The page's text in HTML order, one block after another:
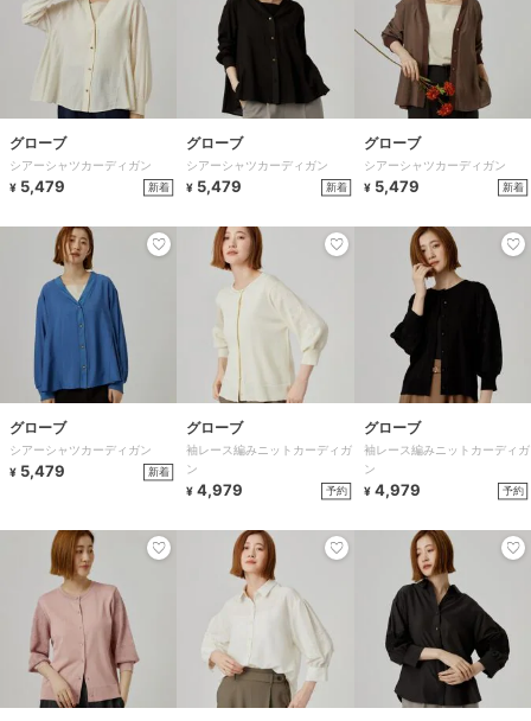
グローブ
シアーシャツカーディガン
¥ 5,479 新着
グローブ
シアーシャツカーディガン
¥ 5,479 新着
グローブ
シアーシャツカーディガン
¥ 5,479 新着
グローブ
シアーシャツカーディガン
¥ 5,479 新着
グローブ
袖レース編みニットカーディガ
ン
¥ 4,979 予約
グローブ
袖レース編みニットカーディガ
ン
¥ 4,979 予約